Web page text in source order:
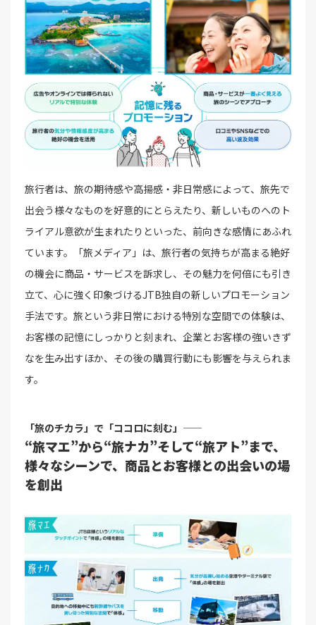
旅行者は、旅の期待感や高揚感・非日常感によって、旅先で
出会う様々なものを好意的にとらえたり、新しいものへのト
ライアル意欲が生まれたりといった、前向きな感情にあふれ
ています。「旅メディア」は、旅行者の気持ちが高まる絶好
の機会に商品・サービスを訴求し、その魅力を何倍にも引き
立て、心に強く印象づけるJTB独自の新しいプロモーション
手法です。旅という非日常における特別な空間での体験は、
お客様の記憶にしっかりと刻まれ、企業とお客様の強いきず
なを生み出すほか、その後の購買行動にも影響を与えられま
す。
「旅のチカラ」で「ココロに刻む」――
“旅マエ”から“旅ナカ”そして“旅アト”まで、
様々なシーンで、商品とお客様との出会いの場
を創出